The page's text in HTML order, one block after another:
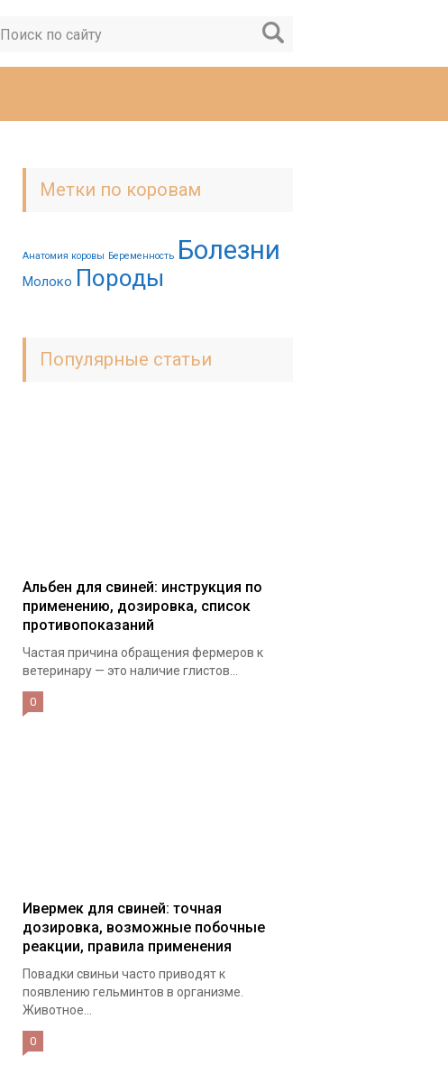
Метки по коровам
Анатомия коровы Беременность Болезни
Молоко Породы
Популярные статьи
Альбен для свиней: инструкция по
применению, дозировка, список
противопоказаний
Частая причина обращения фермеров к
ветеринару — это наличие глистов...
0
Ивермек для свиней: точная
дозировка, возможные побочные
реакции, правила применения
Повадки свиньи часто приводят к
появлению гельминтов в организме.
Животное...
0